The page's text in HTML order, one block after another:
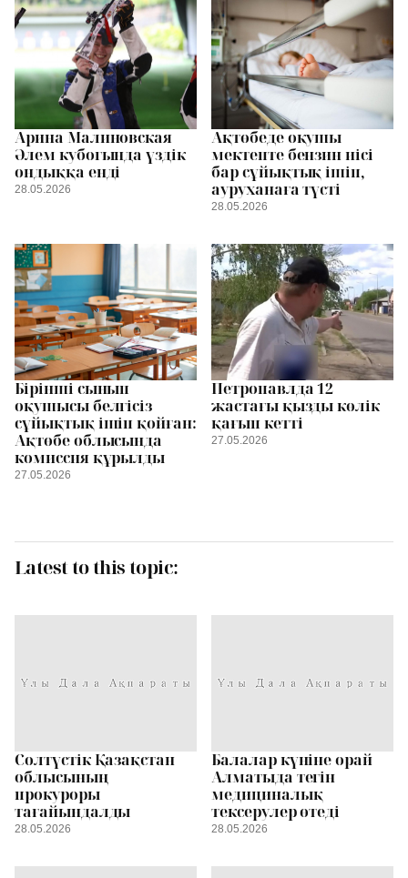
Арина Малиновская
Әлем кубогында үздік
ондыққа енді
28.05.2026
Ақтөбеде оқушы
мектепте бензин иісі
бар сұйықтық ішіп,
ауруханаға түсті
28.05.2026
Бірінші сынып
оқушысы белгісіз
сұйықтық ішіп қойған:
Ақтөбе облысында
комиссия құрылды
27.05.2026
Петропавлда 12
жастағы қызды көлік
қағып кетті
27.05.2026
Latest to this topic:
Солтүстік Қазақстан
облысының
прокуроры
тағайындалды
28.05.2026
Балалар күніне орай
Алматыда тегін
медициналық
тексерулер өтеді
28.05.2026